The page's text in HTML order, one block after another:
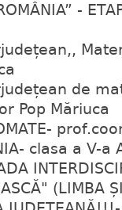
-
de
Pop Măriuca
clasa a V-a
(LIMBA